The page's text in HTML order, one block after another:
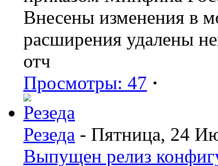
Внесены изменения в
расширения удалены
отч
Просмотры: 47 ·
Резеда - Пятница, 24
Выпущен релиз